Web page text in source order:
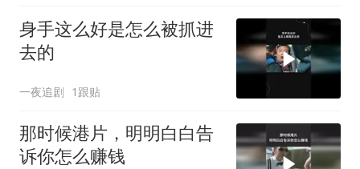
身手这么好是怎么被抓进
去的
一夜追剧 1跟贴
那时候港片，明明白白告
诉你怎么赚钱